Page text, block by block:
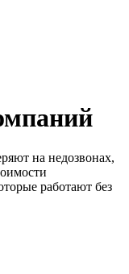
на недозвонах,
работают без